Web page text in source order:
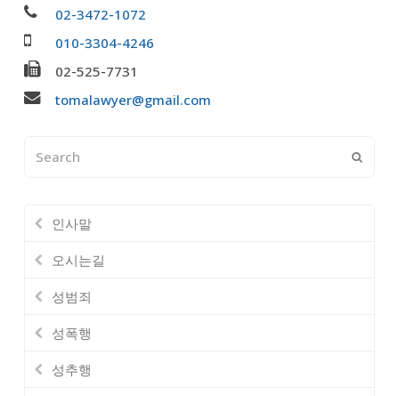
02-3472-1072
010-3304-4246
02-525-7731
tomalawyer@gmail.com
인사말
오시는길
성범죄
성폭행
성추행